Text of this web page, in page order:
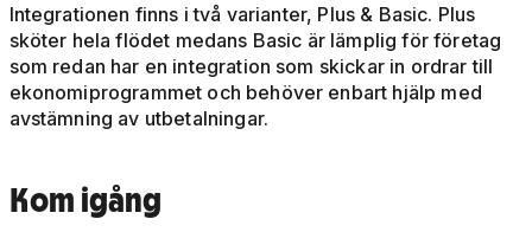
Integrationen finns i två varianter, Plus & Basic. Plus
sköter hela flödet medans Basic är lämplig för företag
som redan har en integration som skickar in ordrar till
ekonomiprogrammet och behöver enbart hjälp med
avstämning av utbetalningar.
Kom igång